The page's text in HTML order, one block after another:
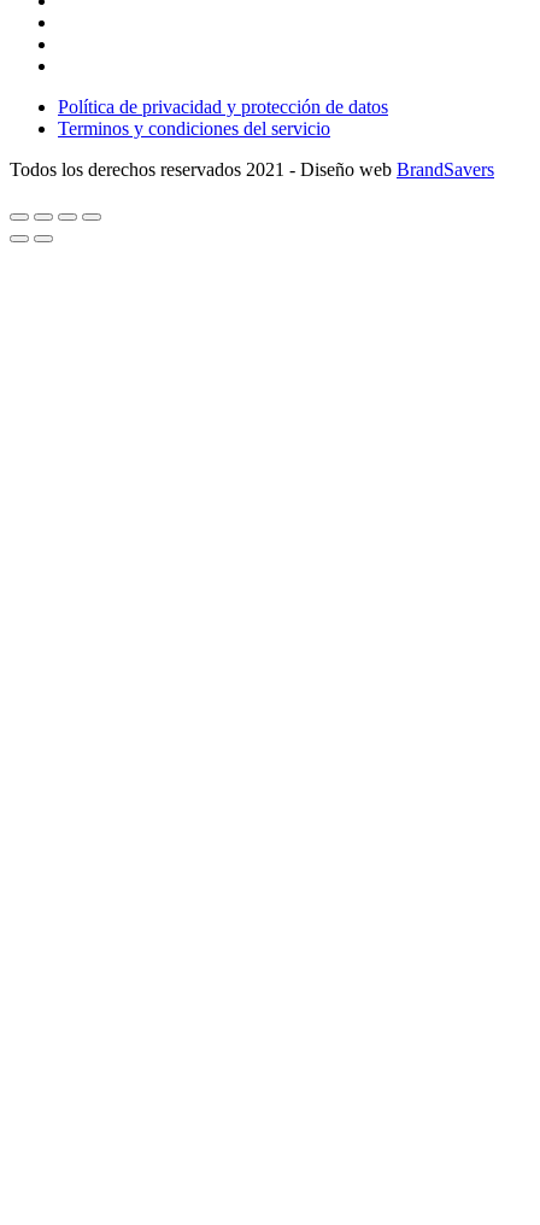
Política de privacidad y protección de datos
Terminos y condiciones del servicio
Todos los derechos reservados 2021 - Diseño web BrandSavers